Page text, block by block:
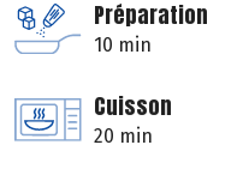
Préparation
10 min
Cuisson
20 min